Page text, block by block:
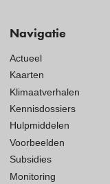
Navigatie
Actueel
Kaarten
Klimaatverhalen
Kennisdossiers
Hulpmiddelen
Voorbeelden
Subsidies
Monitoring